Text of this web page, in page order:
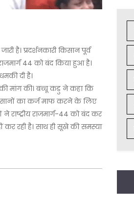
है। प्रदर्शनकारी किसान पूर्व
44 को बंद किया हुआ है।
दी है।
की मांग की। बच्चू कडु ने कहा कि
का कर्ज माफ करने के लिए
राष्ट्रीय राजमार्ग-44 को बंद कर
कर रही है। साथ ही सूखे की समस्या